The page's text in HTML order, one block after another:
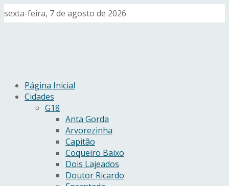
sexta-feira, 7 de agosto de 2026
Página Inicial
Cidades
G18
Anta Gorda
Arvorezinha
Capitão
Coqueiro Baixo
Dois Lajeados
Doutor Ricardo